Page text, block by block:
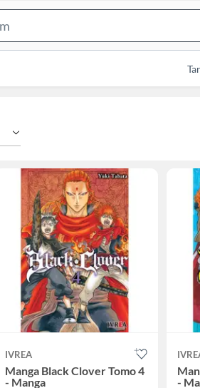
Bar
IVREA
Manga Black Clover Tomo 4
- Manga
-